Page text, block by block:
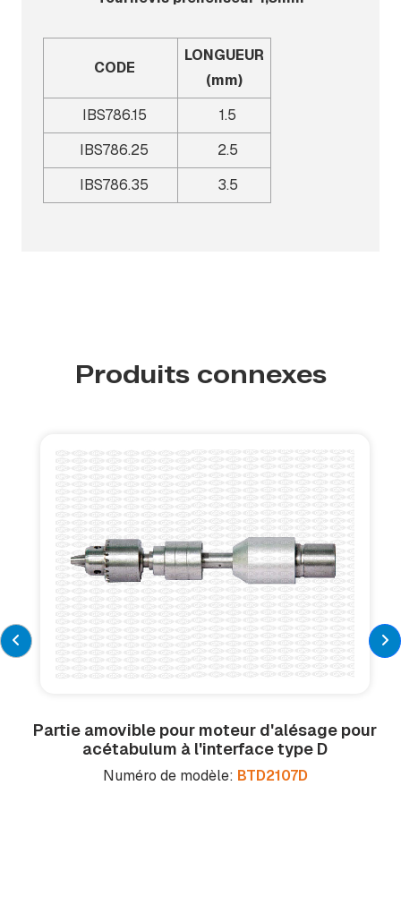
CODE
LONGUEUR
(mm)
IBS786.15
1.5
IBS786.25
2.5
IBS786.35
3.5
Produits connexes
Partie amovible pour moteur d'alésage pour
acétabulum à l'interface type D
Numéro de modèle: BTD2107D